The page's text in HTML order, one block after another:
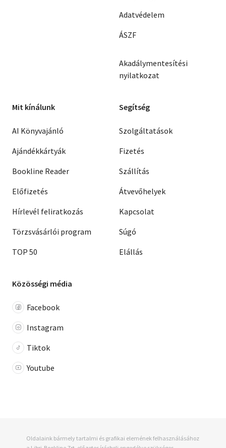
Adatvédelem
ÁSZF
Akadálymentesítési
nyilatkozat
Mit kínálunk
AI Könyvajánló
Ajándékkártyák
Bookline Reader
Előfizetés
Hírlevél feliratkozás
Törzsvásárlói program
TOP 50
Segítség
Szolgáltatások
Fizetés
Szállítás
Átvevőhelyek
Kapcsolat
Súgó
Elállás
Közösségi média
Facebook
Instagram
Tiktok
Youtube
Oldalaink bármely tartalmi és grafikai elemének felhasználásához